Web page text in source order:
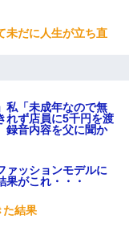
前も彫れ」 → 結果…
。5分後…
「しつこい、学校斡
ら「志望校を変え
面評価スレで写真
二人ほど意外に好
未だに人生が立ち直
私「未成年なので無
れず店員に5千円を渡
録音内容を父に聞か
ァッションモデルに
がこれ・・・
た結果